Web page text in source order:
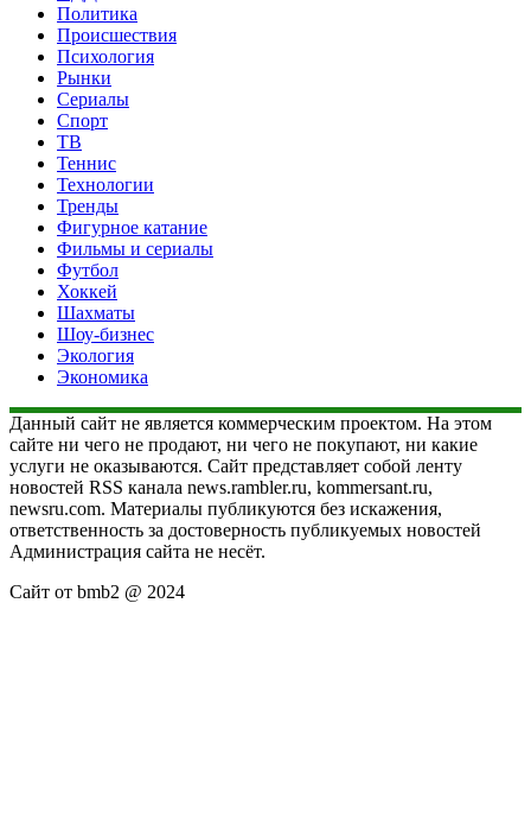
Политика
Происшествия
Психология
Рынки
Сериалы
Спорт
ТВ
Теннис
Технологии
Тренды
Фигурное катание
Фильмы и сериалы
Футбол
Хоккей
Шахматы
Шоу-бизнес
Экология
Экономика
Данный сайт не является коммерческим проектом. На этом
сайте ни чего не продают, ни чего не покупают, ни какие
услуги не оказываются. Сайт представляет собой ленту
новостей RSS канала news.rambler.ru, kommersant.ru,
newsru.com. Материалы публикуются без искажения,
ответственность за достоверность публикуемых новостей
Администрация сайта не несёт.
Сайт от bmb2 @ 2024